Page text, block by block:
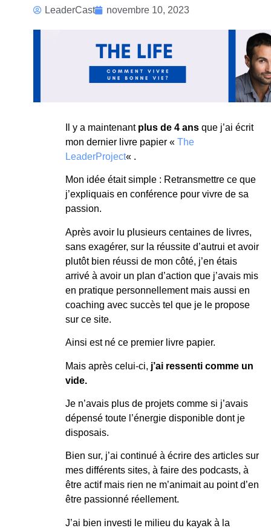
The
LIFE
LeaderCast novembre 10, 2023
Il y a maintenant plus de 4 ansque j’ai écrit
mon dernier livre papier « The
LeaderProject« .
Mon idée était simple : Retransmettre ce que
j’expliquais en conférence pour vivre de sa
passion.
Après avoir lu plusieurs centaines de livres,
sans exagérer, sur la réussite d’autrui et avoir
plutôt bien réussi de mon côté, j’en étais
arrivé à avoir un plan d’action que j’avais mis
en pratique personnellement mais aussi en
coaching avec succès tel que je le propose
sur ce site.
Ainsi est né ce premier livre papier.
Mais après celui-ci, j’ai ressenti comme un
vide.
Je n’avais plus de projets comme si j’avais
dépensé toute l’énergie disponible dont je
disposais.
Bien sur, j’ai continué à écrire des articles sur
mes différents sites, à faire des podcasts, à
être actif mais rien ne m’animait au point d’en
être passionné réellement.
J’ai bien investi le milieu du kayak à la